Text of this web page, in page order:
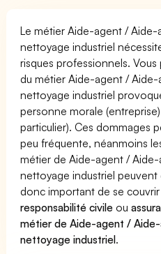
Le métier Aide-agent /
nettoyage industriel
risques professionnels.
du métier Aide-agent /
nettoyage industriel
personne morale
particulier). Ces dommages
peu fréquente, néanmoins
métier de Aide-agent /
nettoyage industriel
donc important de se
responsabilité civile ou
métier de Aide-agent /
nettoyage industriel.